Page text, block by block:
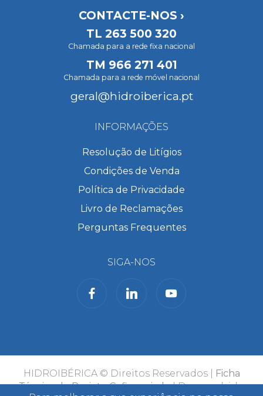
CONTACTE-NOS ›
TL 263 500 320
Chamada para a rede fixa nacional
TM 966 271 401
Chamada para a rede móvel nacional
geral@hidroiberica.pt
INFORMAÇÕES
Resolução de Litígios
Condições de Venda
Política de Privacidade
Livro de Reclamações
Perguntas Frequentes
SIGA-NOS
HIDROIBÉRICA © Direitos Reservados |
Ficha
Técnica do Projeto Cofinanciado| Desenvolvido